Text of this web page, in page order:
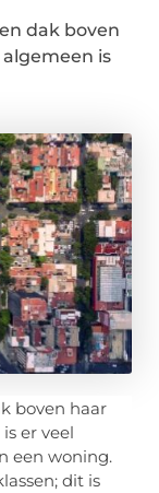
dak boven
is
boven haar
er veel
een woning.
dit is